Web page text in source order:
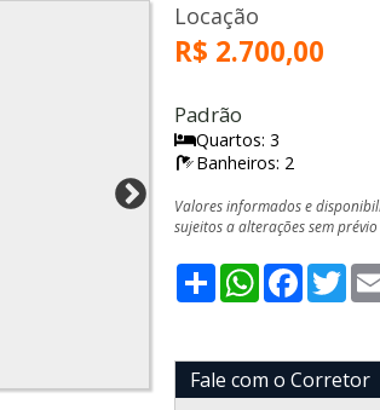
Locação
R$ 2.700,00
Padrão
Quartos: 3
Banheiros: 2
Valores informados e
sujeitos a alterações sem prévio
ShareWhatsApp
Fale com o Corretor